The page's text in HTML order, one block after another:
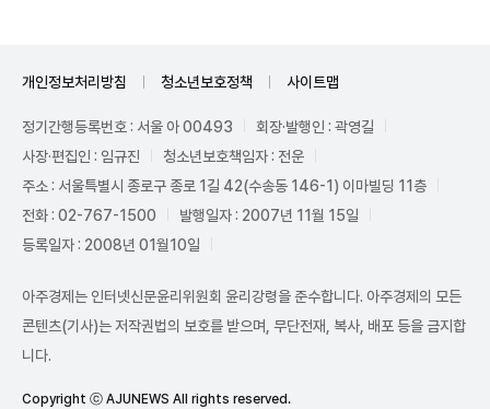
개인정보처리방침 청소년보호정책 사이트맵
정기간행등록번호 : 서울 아 00493
회장·발행인 : 곽영길
사장·편집인 : 임규진
청소년보호책임자 : 전운
주소 : 서울특별시 종로구 종로 1길 42(수송동 146-1) 이마빌딩 11층
전화 : 02-767-1500
발행일자 : 2007년 11월 15일
등록일자 : 2008년 01월10일
아주경제는 인터넷신문윤리위원회 윤리강령을 준수합니다. 아주경제의 모든
콘텐츠(기사)는 저작권법의 보호를 받으며, 무단전재, 복사, 배포 등을 금지합
니다.
Copyright ⓒ AJUNEWS All rights reserved.